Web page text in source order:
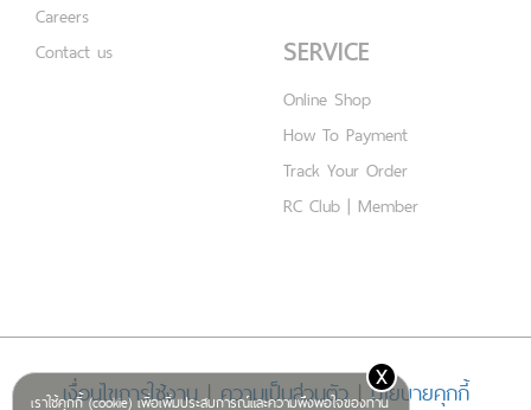
เราใช้คุกกี้ (cookie) เพื่อเพิ่มประสบการณ์และความพึงพอใจของท่าน
x
Careers
Contact us
SERVICE
Online Shop
How To Payment
Track Your Order
RC Club | Member
เงื่อนไขการใช้งาน|ความเป็นส่วนตัว|นโยบายคุกกี้